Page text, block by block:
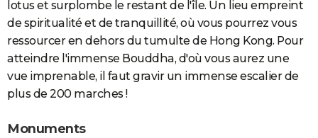
lotus et surplombe le restant de l'île. Un lieu empreint
de spiritualité et de tranquillité, où vous pourrez vous
ressourcer en dehors du tumulte de Hong Kong. Pour
atteindre l'immense Bouddha, d'où vous aurez une
vue imprenable, il faut gravir un immense escalier de
plus de 200 marches !
Monuments